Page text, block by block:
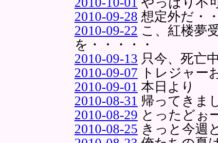
2010-09-28 想定外だ・
2010-09-22 こ、紅楼夢
を・・・・・
2010-09-13 只今、死亡
2010-09-07 トレジャー
2010-09-01 本日より
2010-08-31 帰ってきま
2010-08-29 とったどぉ
2010-08-25 きっと今週